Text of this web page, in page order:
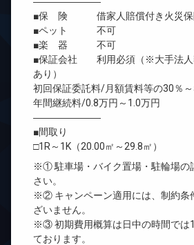
■保 険 借家人賠償付き火災保
■ペット 不可
■楽 器 不可
■保証会社 利用必須（※大手法人
あり）
初回保証委託料/月額賃料等の30％
年間継続料/0.8万円～1.0万円
―――――――
■間取り
□1R～1K（20.00㎡～29.8㎡）
※① 駐車場・バイク置場・駐輪場の
さい。
※② キャンペーン適用には、制約条
ざいません。
※③ 初期費用概算は日中の時間では
ております。